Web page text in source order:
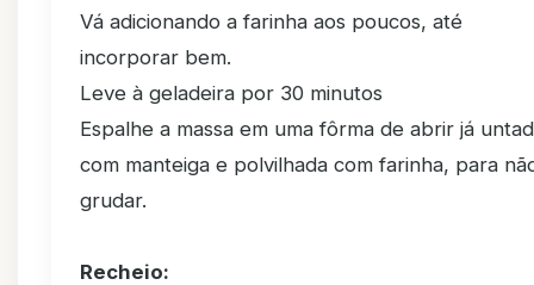
Vá adicionando a farinha aos poucos, até
incorporar bem.
Leve à geladeira por 30 minutos
Espalhe a massa em uma fôrma de abrir já
com manteiga e polvilhada com farinha, para
grudar.
Recheio: